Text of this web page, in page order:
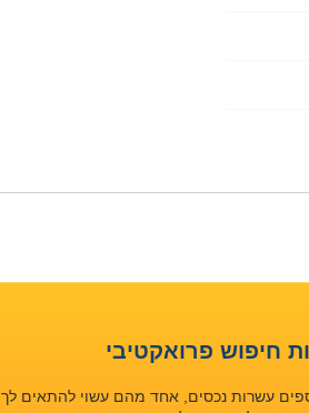
חיפוש פרואקטיבי
עשרות נכסים, אחד מהם עשוי להתאים לך,